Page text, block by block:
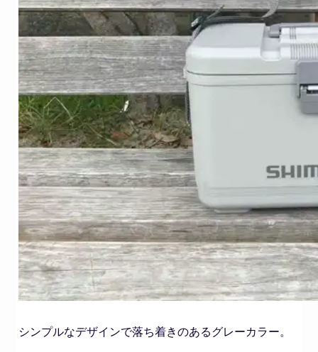
シンプルなデザインで落ち着きのあるグレーカラー。